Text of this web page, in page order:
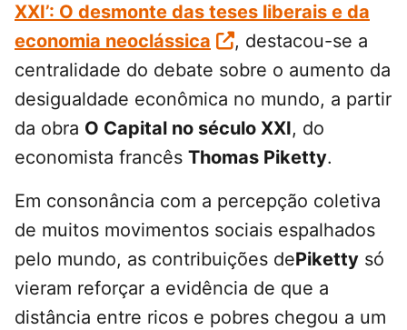
XXI’: O desmonte das teses liberais e da
economia neoclássica
, destacou-se a
centralidade do debate sobre o aumento da
desigualdade econômica no mundo, a partir
da obra O Capital no século XXI, do
economista francês Thomas Piketty.
Em consonância com a percepção coletiva
de muitos movimentos sociais espalhados
pelo mundo, as contribuições dePiketty só
vieram reforçar a evidência de que a
distância entre ricos e pobres chegou a um